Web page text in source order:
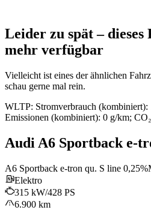
Leider zu spät –
mehr verfügbar
Vielleicht ist eines der ähnlichen
schau gerne mal rein.
WLTP: Stromverbrauch
Emissionen (kombiniert): 0 g/km;
Audi A6 Sportback e-
A6 Sportback e-tron qu. S line
Elektro
315 kW/428 PS
6.900 km